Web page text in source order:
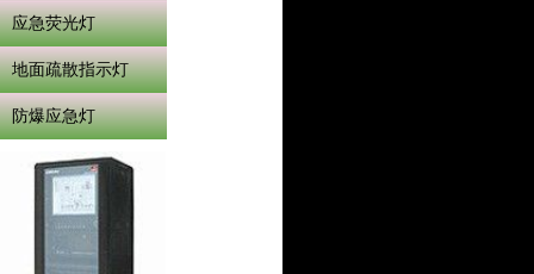
应急荧光灯
地面疏散指示灯
防爆应急灯